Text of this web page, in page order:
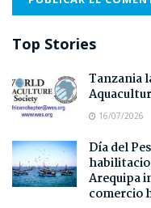
Top Stories
Tanzania
16/07/2026
Día del
Arequipa
comercio